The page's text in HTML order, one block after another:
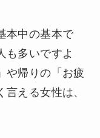
本中の基本で
も多いですよ
や帰りの「お疲
える女性は、